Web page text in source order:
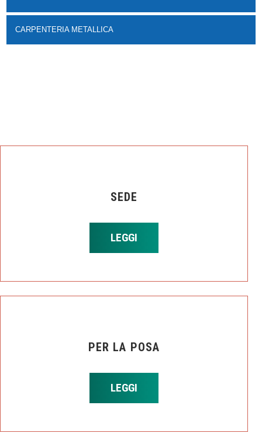
CARPENTERIA METALLICA
SEDE
LEGGI
PER LA POSA
LEGGI